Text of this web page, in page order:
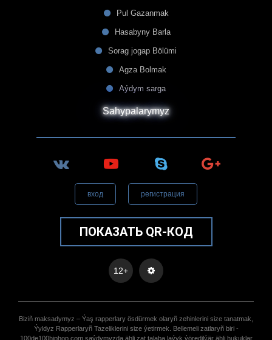
Pul Gazanmak
Hasabyny Barla
Sorag jogap Bölümi
Agza Bolmak
Aýdym sarga
Sahypalarymyz
вход регистрация
ПОКАЗАТЬ QR-КОД
12+
Biziñ maksadymyz – Ýaş rapperlary ösdürmek olaryñ zehinlerini size tanatmak,
Ýyldyz Rapperlaryñ Tazeliklerini size ýetirmek. Bellemeli zatlaryñ biri -
100de100hiphop.com saýdymyzda ähli zat talaba laýyk ýöredilýär ähli hukuklar